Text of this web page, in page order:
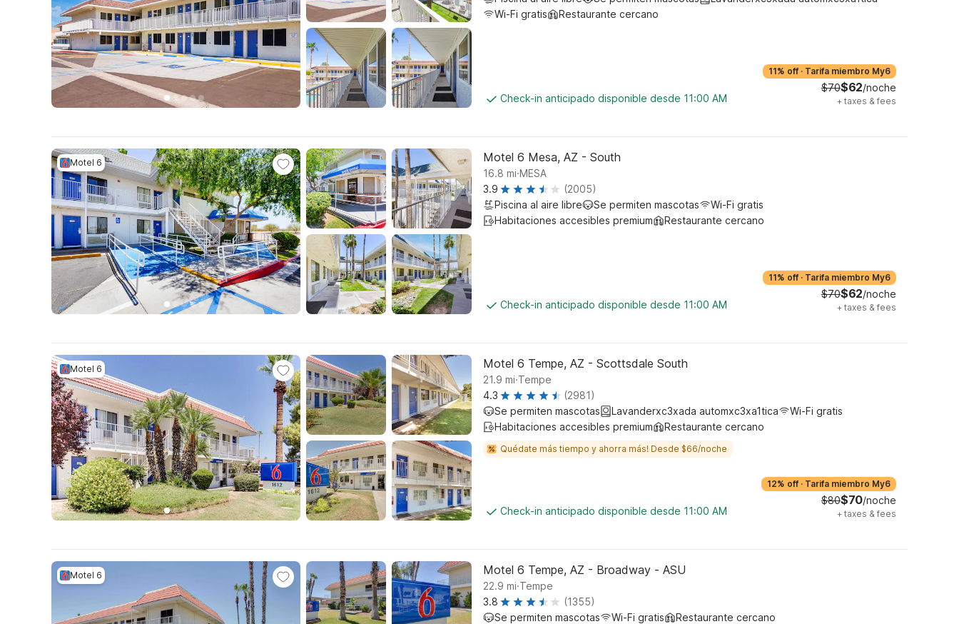
Wi-Fi gratis
Restaurante cercano
Check-in anticipado disponible desde 11:00 AM
11% off · Tarifa miembro My6
$70$62/noche
+ taxes & fees
Motel 6 Motel 6 Mesa, AZ - South
16.8 mi.MESA
3.9
(2005)
Piscina al aire libre
Se permiten mascotas
Wi-Fi gratis
Habitaciones accesibles premium
Restaurante cercano
Check-in anticipado disponible desde 11:00 AM
11% off · Tarifa miembro My6
$70$62/noche
+ taxes & fees
Motel 6 Motel 6 Tempe, AZ - Scottsdale South
21.9 mi.Tempe
4.3
(2981)
Se permiten mascotas
Lavanderxc3xada automxc3xa1tica
Wi-Fi gratis
Habitaciones accesibles premium
Restaurante cercano
Quédate más tiempo y ahorra más! Desde $66/noche
Check-in anticipado disponible desde 11:00 AM
12% off · Tarifa miembro My6
$80$70/noche
+ taxes & fees
Motel 6 Motel 6 Tempe, AZ - Broadway - ASU
22.9 mi.Tempe
3.8
(1355)
Se permiten mascotas
Wi-Fi gratis Restaurante cercano